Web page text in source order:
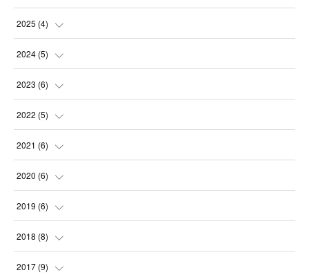
( )
2025 (4)
( )
( )
(
(
2024 (5)
( )
( )
(
(
2023 (6)
( )
( )
(
(
2022 (5)
( )
( )
(
(
2021 (6)
( )
( )
(
2020 (6)
( )
( )
(
2019 (6)
( )
( )
2018 (8)
( )
2017 (9)